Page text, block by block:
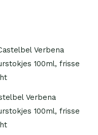
Verbena
100ml, frisse